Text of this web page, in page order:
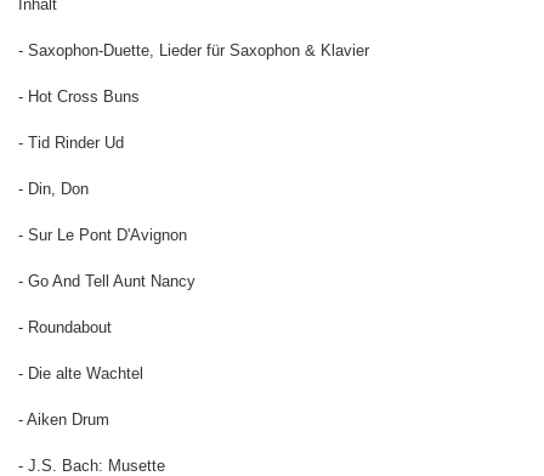
Inhalt
- Saxophon-Duette, Lieder für Saxophon & Klavier
- Hot Cross Buns
- Tid Rinder Ud
- Din, Don
- Sur Le Pont D'Avignon
- Go And Tell Aunt Nancy
- Roundabout
- Die alte Wachtel
- Aiken Drum
- J.S. Bach: Musette